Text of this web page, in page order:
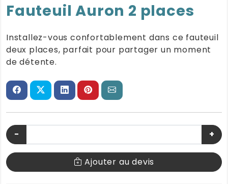
Fauteuil Auron 2 places
Installez-vous confortablement dans ce fauteuil
deux places, parfait pour partager un moment
de détente.
− +
Ajouter au devis